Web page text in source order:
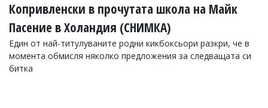
Копривленски в прочутата школа на Майк
Пасение в Холандия (СНИМКА)
Един от най-титулуваните родни кикбоксьори разкри, че в
момента обмисля няколко предложения за следващата си
битка